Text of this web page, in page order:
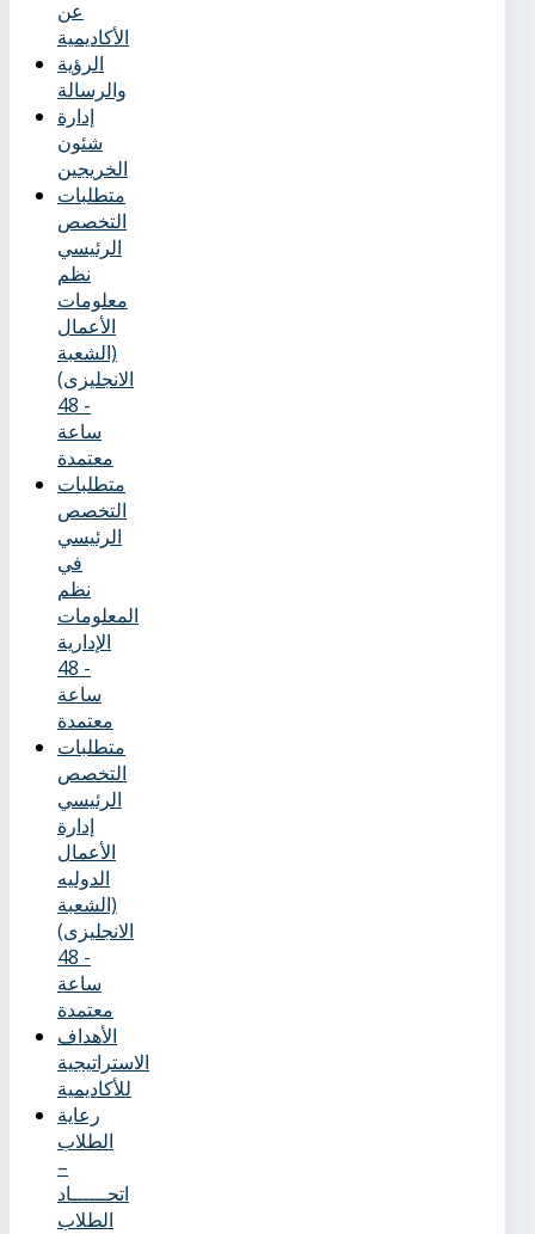
عن
الأكاديمية
الرؤية
والرسالة
إدارة
شئون
الخريجين
متطلبات
التخصص
الرئيسي
نظم
معلومات
الأعمال
(الشعبة
الانجليزى)
- 48
ساعة
معتمدة
متطلبات
التخصص
الرئيسي
في
نظم
المعلومات
الإدارية
- 48
ساعة
معتمدة
متطلبات
التخصص
الرئيسي
إدارة
الأعمال
الدوليه
(الشعبة
الانجليزى)
- 48
ساعة
معتمدة
الأهداف
الاستراتيجية
للأكاديمية
رعاية
الطلاب
–
اتحــــــاد
الطلاب